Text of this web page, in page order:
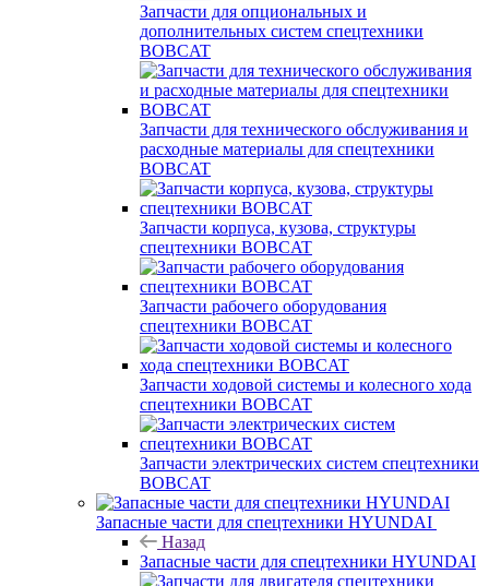
Запчасти для опциональных и
дополнительных систем спецтехники
BOBCAT
Запчасти для технического обслуживания и
расходные материалы для спецтехники
BOBCAT
Запчасти корпуса, кузова, структуры
спецтехники BOBCAT
Запчасти рабочего оборудования
спецтехники BOBCAT
Запчасти ходовой системы и колесного хода
спецтехники BOBCAT
Запчасти электрических систем спецтехники
BOBCAT
Запасные части для спецтехники HYUNDAI
Назад
Запасные части для спецтехники HYUNDAI